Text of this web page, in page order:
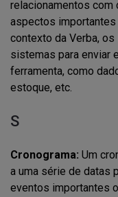
relacionamentos com
aspectos importantes
contexto da Verba,
sistemas para enviar
ferramenta, como
estoque, etc.
S
Cronograma: Um
a uma série de datas
eventos importantes